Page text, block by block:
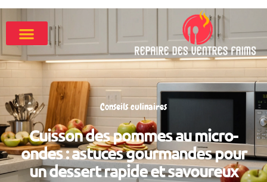
Conseils culinaires
Cuisson des pommes au micro-
ondes : astuces gourmandes pour
un dessert rapide et savoureux